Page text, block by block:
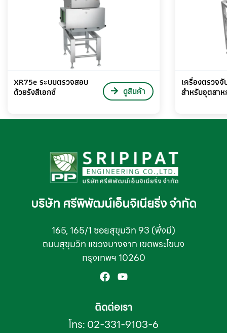
XR75e ระบบตรวจสอบ
ด้วยรังสีเอกซ์
ดูสินค้า
เครื่องตรวจจั
สำหรับอุตสา
บริษัท ศรีพิพัฒน์เอ็นจิเนียริ่ง จำกัด
165, 165/1 ซอยสุขุมวิท 93 (พึ่งมี)
ถนนสุขุมวิท แขวงบางจาก เขตพระโขนง
กรุงเทพฯ 10260
ติดต่อเรา
โทร: 02-331-9103-6